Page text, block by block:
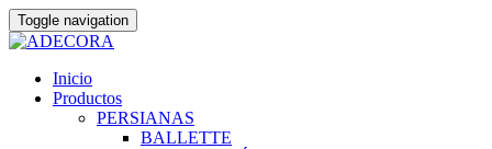
Toggle navigation
Skip
Inicio
Productos
PERSIANAS
BALLETTE